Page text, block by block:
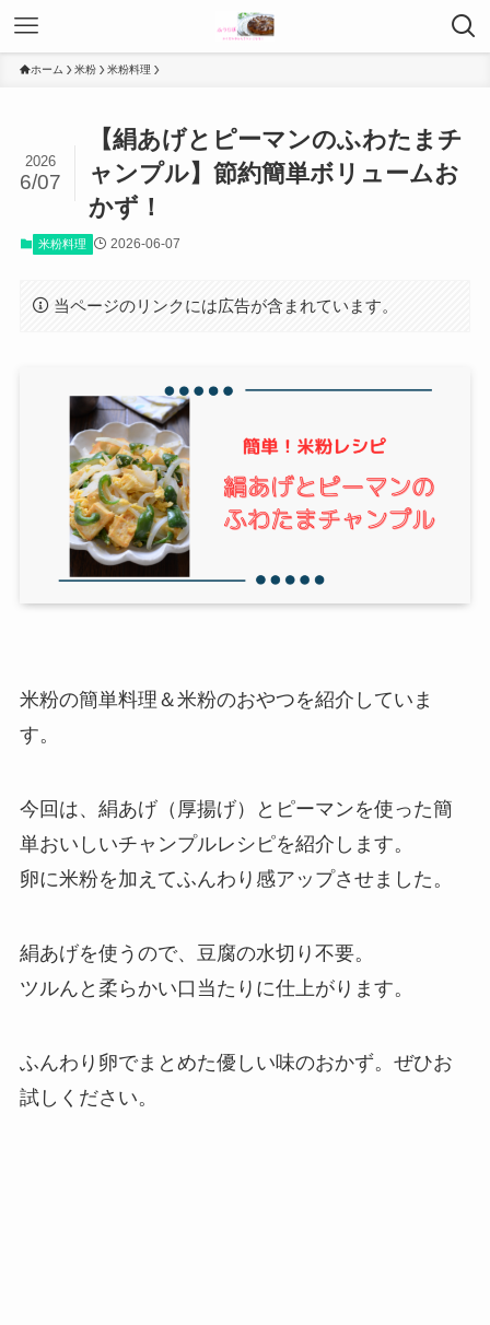
ホーム 米粉 米粉料理
【絹あげとピーマンのふわたまチ
ャンプル】節約簡単ボリュームお
かず！
2026
6/07
米粉料理 2026-06-07
当ページのリンクには広告が含まれています。
米粉の簡単料理＆米粉のおやつを紹介していま
す。
今回は、絹あげ（厚揚げ）とピーマンを使った簡
単おいしいチャンプルレシピを紹介します。
卵に米粉を加えてふんわり感アップさせました。
絹あげを使うので、豆腐の水切り不要。
ツルんと柔らかい口当たりに仕上がります。
ふんわり卵でまとめた優しい味のおかず。ぜひお
試しください。